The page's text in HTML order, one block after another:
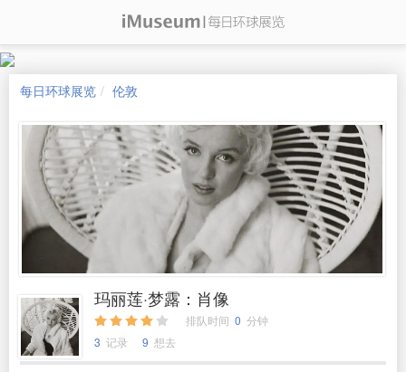
每日环球展览 伦敦
玛丽莲·梦露：肖像
排队时间 0 分钟
3 记录 9 想去